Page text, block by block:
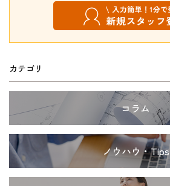
カテゴリ
コラム
ノウハウ・Tips